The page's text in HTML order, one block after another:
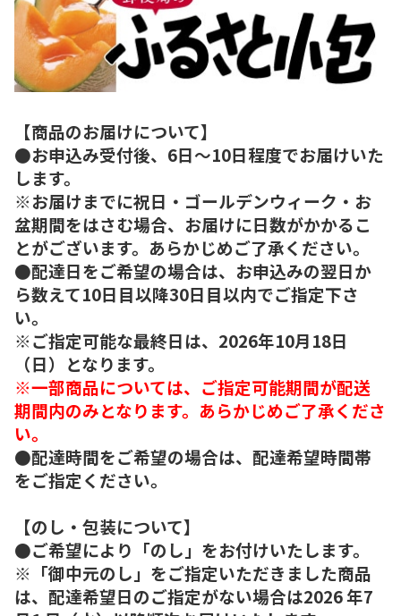
【商品のお届けについて】
●お申込み受付後、6日～10日程度でお届けいた
します。
※お届けまでに祝日・ゴールデンウィーク・お
盆期間をはさむ場合、お届けに日数がかかるこ
とがございます。あらかじめご了承ください。
●配達日をご希望の場合は、お申込みの翌日か
ら数えて10日目以降30日目以内でご指定下さ
い。
※ご指定可能な最終日は、2026年10月18日
（日）となります。
※一部商品については、ご指定可能期間が配送
期間内のみとなります。あらかじめご了承くださ
い。
●配達時間をご希望の場合は、配達希望時間帯
をご指定ください。
【のし・包装について】
●ご希望により「のし」をお付けいたします。
※「御中元のし」をご指定いただきました商品
は、配達希望日のご指定がない場合は2026 年7